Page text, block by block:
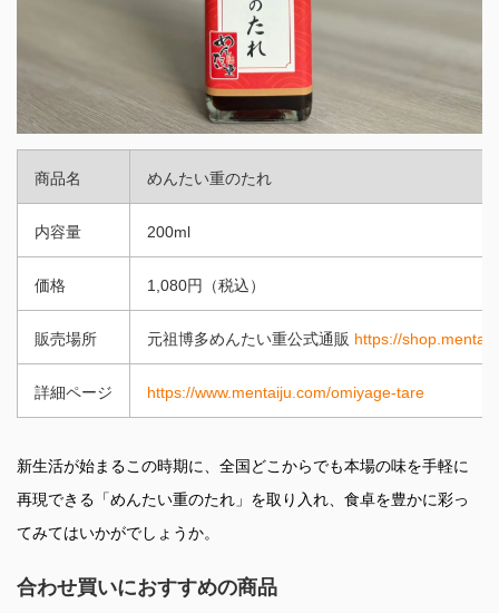
商品名 めんたい重のたれ
内容量 200ml
価格 1,080円（税込）
販売場所 元祖博多めんたい重公式通販 https://
詳細ページ https://www.mentaiju.com/omiyage-tare
新生活が始まるこの時期に、全国どこからでも本場の味を手軽に
再現できる「めんたい重のたれ」を取り入れ、食卓を豊かに彩っ
てみてはいかがでしょうか。
合わせ買いにおすすめの商品